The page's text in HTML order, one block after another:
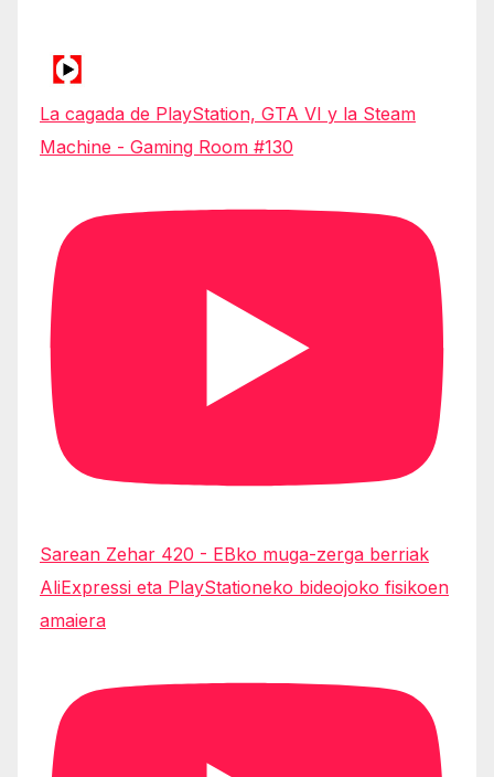
La cagada de PlayStation, GTA VI y la Steam
Machine - Gaming Room #130
Sarean Zehar 420 - EBko muga-zerga berriak
AliExpressi eta PlayStationeko bideojoko fisikoen
amaiera